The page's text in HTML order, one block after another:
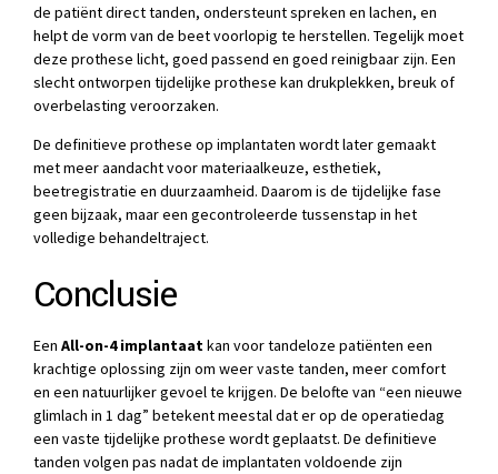
de patiënt direct tanden, ondersteunt spreken en lachen, en
helpt de vorm van de beet voorlopig te herstellen. Tegelijk moet
deze prothese licht, goed passend en goed reinigbaar zijn. Een
slecht ontworpen tijdelijke prothese kan drukplekken, breuk of
overbelasting veroorzaken.
De definitieve prothese op implantaten wordt later gemaakt
met meer aandacht voor materiaalkeuze, esthetiek,
beetregistratie en duurzaamheid. Daarom is de tijdelijke fase
geen bijzaak, maar een gecontroleerde tussenstap in het
volledige behandeltraject.
Conclusie
Een All-on-4 implantaatkan voor tandeloze patiënten een
krachtige oplossing zijn om weer vaste tanden, meer comfort
en een natuurlijker gevoel te krijgen. De belofte van “een nieuwe
glimlach in 1 dag” betekent meestal dat er op de operatiedag
een vaste tijdelijke prothese wordt geplaatst. De definitieve
tanden volgen pas nadat de implantaten voldoende zijn